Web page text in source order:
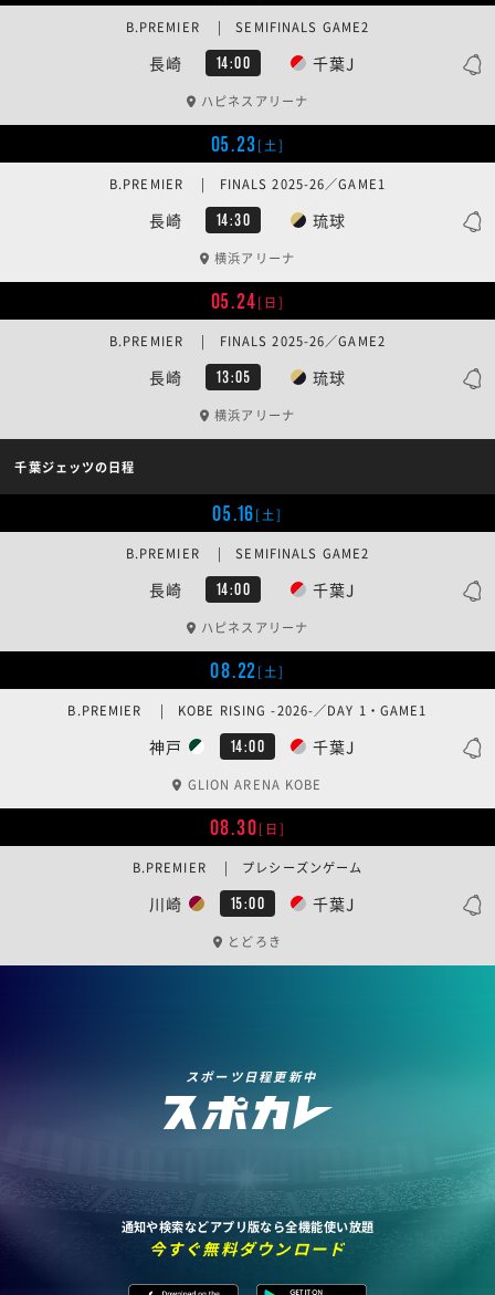
長崎 14:00 千葉J
B.PREMIER | SEMIFINALS GAME2
ハピネスアリーナ
05.23[土]
長崎 14:30 琉球
B.PREMIER | FINALS 2025-26／GAME1
横浜アリーナ
05.24[日]
長崎 13:05 琉球
B.PREMIER | FINALS 2025-26／GAME2
横浜アリーナ
千葉ジェッツの日程
05.16[土]
長崎 14:00 千葉J
B.PREMIER | SEMIFINALS GAME2
ハピネスアリーナ
08.22[土]
神戸 14:00 千葉J
B.PREMIER | KOBE RISING -2026-／DAY 1・GAME1
GLION ARENA KOBE
08.30[日]
川崎 15:00 千葉J
B.PREMIER | プレシーズンゲーム
とどろき
スポーツ日程更新中
通知や検索などアプリ版なら全機能使い放題
今すぐ無料ダウンロード